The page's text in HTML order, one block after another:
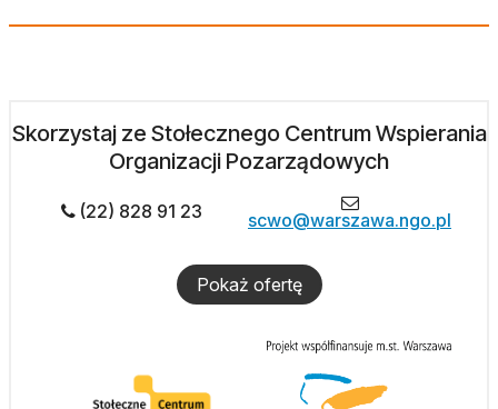
Skorzystaj ze Stołecznego Centrum Wspierania
Organizacji Pozarządowych
(22) 828 91 23 scwo@warszawa.ngo.pl
Pokaż ofertę